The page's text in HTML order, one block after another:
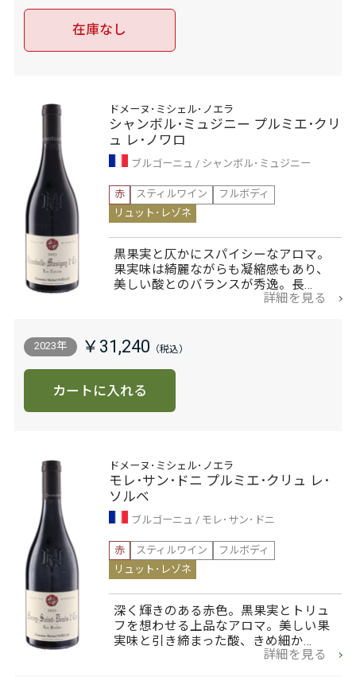
在庫なし
ドメーヌ･ミシェル･ノエラ
シャンボル･ミュジニー プルミエ･クリ
ュ レ･ノワロ
ブルゴーニュ
シャンボル･ミュジニー
赤
スティルワイン
フルボディ
リュット･レゾネ
黒果実と仄かにスパイシーなアロマ。
果実味は綺麗ながらも凝縮感もあり、
美しい酸とのバランスが秀逸。長…
詳細を見る
2023年 ￥31,240
カートに入れる
ドメーヌ･ミシェル･ノエラ
モレ･サン･ドニ プルミエ･クリュ レ･
ソルベ
ブルゴーニュ
モレ･サン･ドニ
赤
スティルワイン
フルボディ
リュット･レゾネ
深く輝きのある赤色。黒果実とトリュ
フを想わせる上品なアロマ。美しい果
実味と引き締まった酸、きめ細か…
詳細を見る